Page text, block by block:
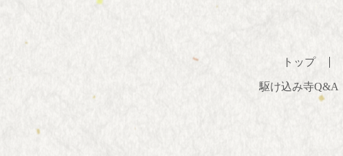
トップ
駆け込み寺Q&A